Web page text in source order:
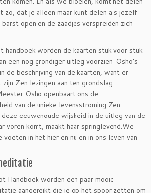
zo, dat je alleen maar kunt delen als jezelf
open en de zaadjes verspreiden zich
handboek worden de kaarten stuk voor stuk
een nog grondiger uitleg voorzien. Osho’s
de beschrijving van de kaarten, want er
Zen lezingen aan ten grondslag.
Osho openbaart ons de
van de unieke levensstroming Zen.
deze eeuwenoude wijsheid in de uitleg van de
voren komt, maakt haar springlevend.We
voeten in het hier en nu en in ons leven van
Handboek worden een paar mooie
aangereikt die je op het spoor zetten om